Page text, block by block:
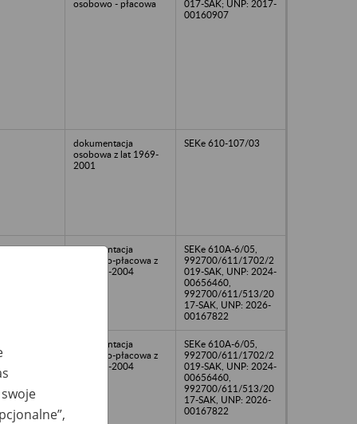
osobowo - płacowa
017-SAK; UNP: 2017-
00160907
dokumentacja
osobowa z lat 1969-
2001
SEKe 610-107/03
dokumentacja
osobowo-płacowa z
lat 1998-2004
SEKe 610A-6/05,
992700/611/1702/2
019-SAK, UNP: 2024-
00656460,
992700/611/513/20
17-SAK, UNP: 2026-
00167822
dokumentacja
osobowo-płacowa z
lat 2000-2004
SEKe 610A-6/05,
992700/611/1702/2
019-SAK, UNP: 2024-
00656460,
992700/611/513/20
17-SAK, UNP: 2026-
00167822